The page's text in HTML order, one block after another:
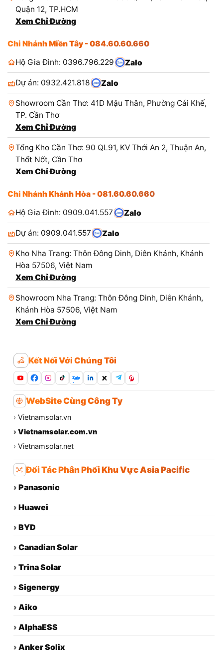
Quận 12, TP.HCM
Xem Chỉ Đường
Chi Nhánh Miền Tây - 084.60.60.660
Hộ Gia Đình: 0396.796.229
Zalo
Dự án: 0932.421.818 Zalo
Showroom Cần Thơ: 41D Mậu Thân, Phường Cái Khế,
TP. Cần Thơ
Xem Chỉ Đường
Tổng Kho Cần Thơ: 90 QL91, KV Thới An 2, Thuận An,
Thốt Nốt, Cần Thơ
Xem Chỉ Đường
Chi Nhánh Khánh Hòa - 081.60.60.660
Hộ Gia Đình: 0909.041.557
Zalo
Dự án: 0909.041.557 Zalo
Kho Nha Trang: Thôn Đông Dinh, Diên Khánh, Khánh
Hòa 57506, Việt Nam
Xem Chỉ Đường
Showroom Nha Trang: Thôn Đông Dinh, Diên Khánh,
Khánh Hòa 57506, Việt Nam
Xem Chỉ Đường
Kết Nối Với Chúng Tôi
Zalo
WebSite Cùng Công Ty
› Vietnamsolar.vn
› Vietnamsolar.com.vn
› Vietnamsolar.net
Đối Tác Phân Phối Khu Vực Asia Pacific
› Panasonic
› Huawei
› BYD
› Canadian Solar
› Trina Solar
› Sigenergy
› Aiko
› AlphaESS
› Anker Solix